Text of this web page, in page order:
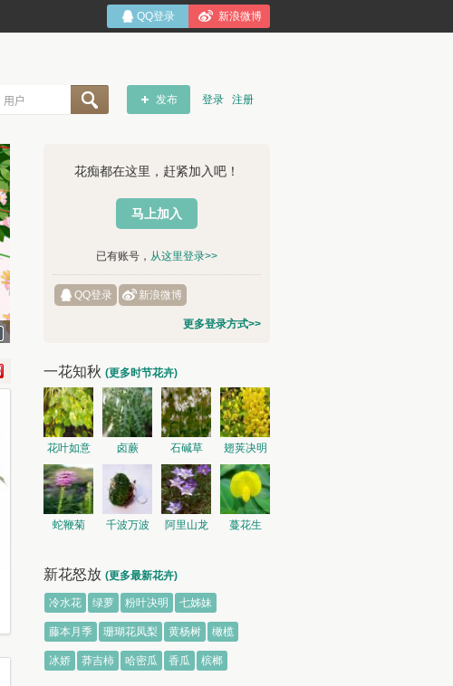
发布 登录 注册
花痴都在这里，赶紧加入吧！
马上加入
已有账号， 从这里登录>>
QQ登录 新浪微博
更多登录方式>>
一花知秋 (更多时节花卉)
花叶如意 卤蕨 石碱草 翅荚决明
蛇鞭菊 千波万波
阿里山龙
蔓花生
新花怒放 (更多最新花卉)
冷水花 绿萝 粉叶决明 七姊妹
藤本月季 珊瑚花凤梨 黄杨树 橄榄
冰娇 莽吉柿 哈密瓜 香瓜 槟榔
QQ登录 新浪微博